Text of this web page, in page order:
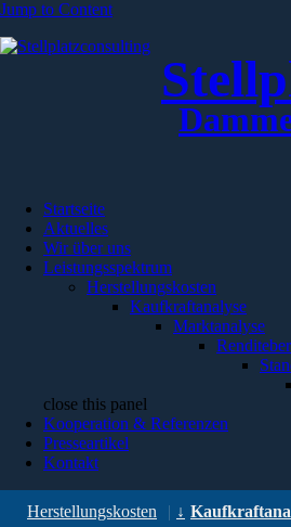
Jump to Content
Startseite
Aktuelles
Wir über uns
Leistungsspektrum
Herstellungskosten
Kaufkraftanalyse
Marktanalyse
close this panel
Kooperation & Referenzen
Presseartikel
Kontakt
Herstellungskosten